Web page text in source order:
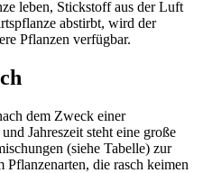
leben, Stickstoff aus der Luft
abstirbt, wird der
Pflanzen verfügbar.
dem Zweck einer
Jahreszeit steht eine große
(siehe Tabelle) zur
die rasch keimen